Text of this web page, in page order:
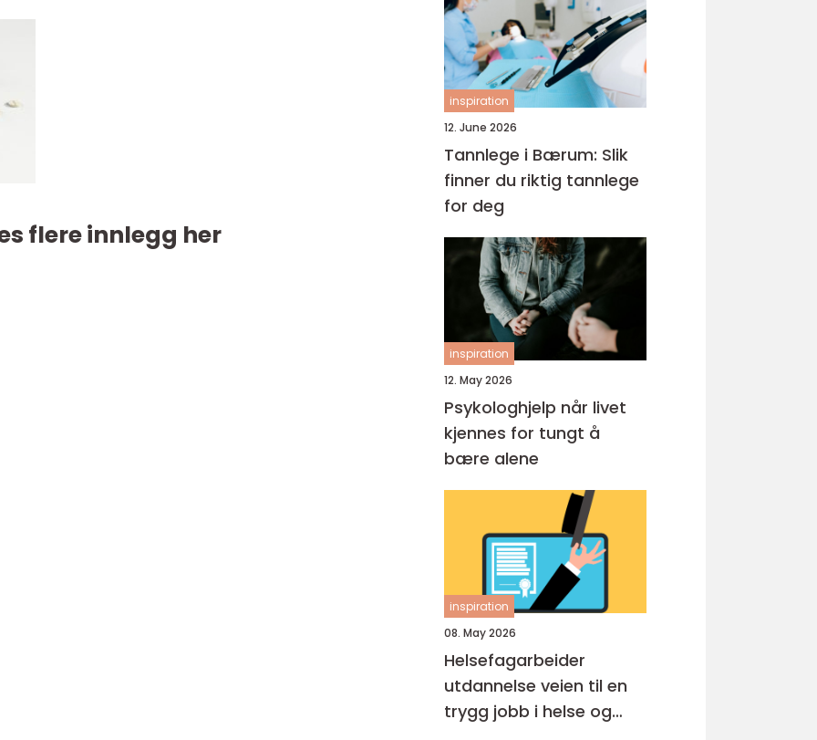
flere innlegg her
inspiration
12. June 2026
Tannlege i Bærum: Slik
finner du riktig tannlege
for deg
inspiration
12. May 2026
Psykologhjelp når livet
kjennes for tungt å
bære alene
inspiration
08. May 2026
Helsefagarbeider
utdannelse veien til en
trygg jobb i helse og